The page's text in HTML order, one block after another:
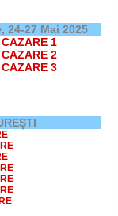
24-27 Mai 2025
1
2
3